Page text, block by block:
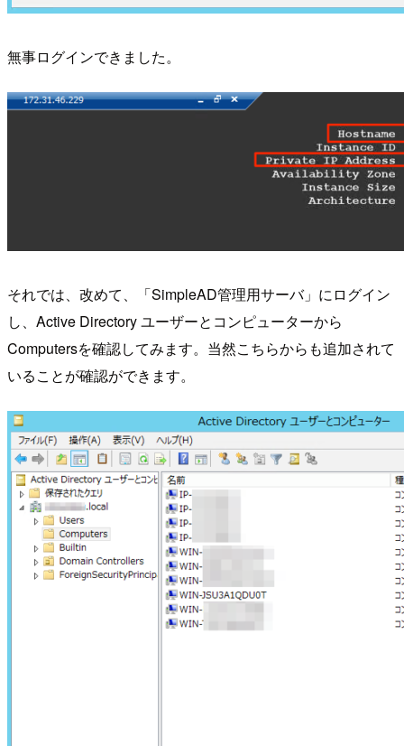
無事ログインできました。
それでは、改めて、「SimpleAD管理用サーバ」にログイン
し、Active Directory ユーザーとコンピューターから
Computersを確認してみます。当然こちらからも追加されて
いることが確認ができます。